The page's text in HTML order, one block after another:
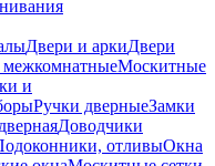
Двери и аркиДвери
Москитные
и
Ручки дверныеЗамки
Доводчики
отливыОкна